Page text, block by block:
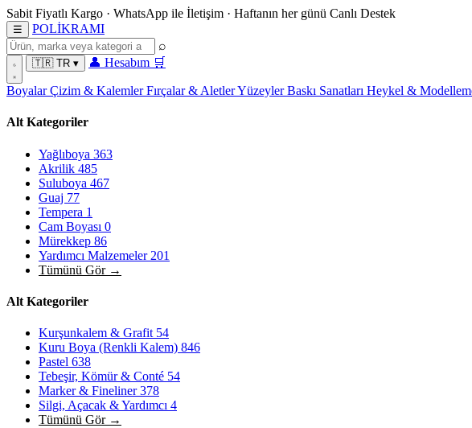
Sabit Fiyatlı Kargo · WhatsApp ile İletişim · Haftanın her günü Canlı Destek
☰ POLİKRAMI
⌕
🇹🇷 TR ▾ 👤 Hesabım 🛒
BoyalarÇizim & KalemlerFırçalar & AletlerYüzeylerBaskı Sanatları Heykel &
Alt Kategoriler
Yağlıboya 363
Akrilik 485
Suluboya 467
Guaj 77
Tempera 1
Cam Boyası 0
Mürekkep 86
Yardımcı Malzemeler 201
Tümünü Gör →
Alt Kategoriler
Kurşunkalem & Grafit 54
Kuru Boya (Renkli Kalem) 846
Pastel 638
Tebeşir, Kömür & Conté 54
Marker & Fineliner378
Silgi, Açacak & Yardımcı 4
Tümünü Gör →